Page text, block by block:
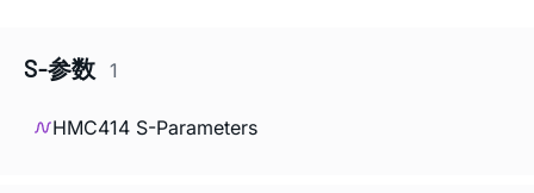
S-参数 1
HMC414 S-Parameters